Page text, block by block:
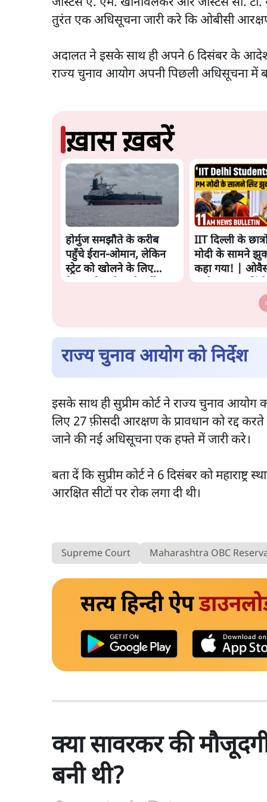
तुरंत एक अधिसूचना जारी करे कि ओबीसी आरक्षण
अदालत ने इसके साथ ही अपने 6 दिसंबर के आदेश
राज्य चुनाव आयोग अपनी पिछली अधिसूचना में
ख़ास ख़बरें
होर्मुज समझौते के करीब
पहुँचे ईरान-ओमान, लेकिन
स्ट्रेट को खोलने के लिए
IIT दिल्ली के
मोदी के सामने
कहा गया! |
राज्य चुनाव आयोग को निर्देश
इसके साथ ही सुप्रीम कोर्ट ने राज्य चुनाव आयोग
लिए 27 फ़ीसदी आरक्षण के प्रावधान को रद्द
जाने की नई अधिसूचना एक हफ्ते में जारी करे।
बता दें कि सुप्रीम कोर्ट ने 6 दिसंबर को
आरक्षित सीटों पर रोक लगा दी थी।
Supreme Court Maharashtra OBC
सत्य हिन्दी ऐप
क्या सावरकर की
बनी थी?